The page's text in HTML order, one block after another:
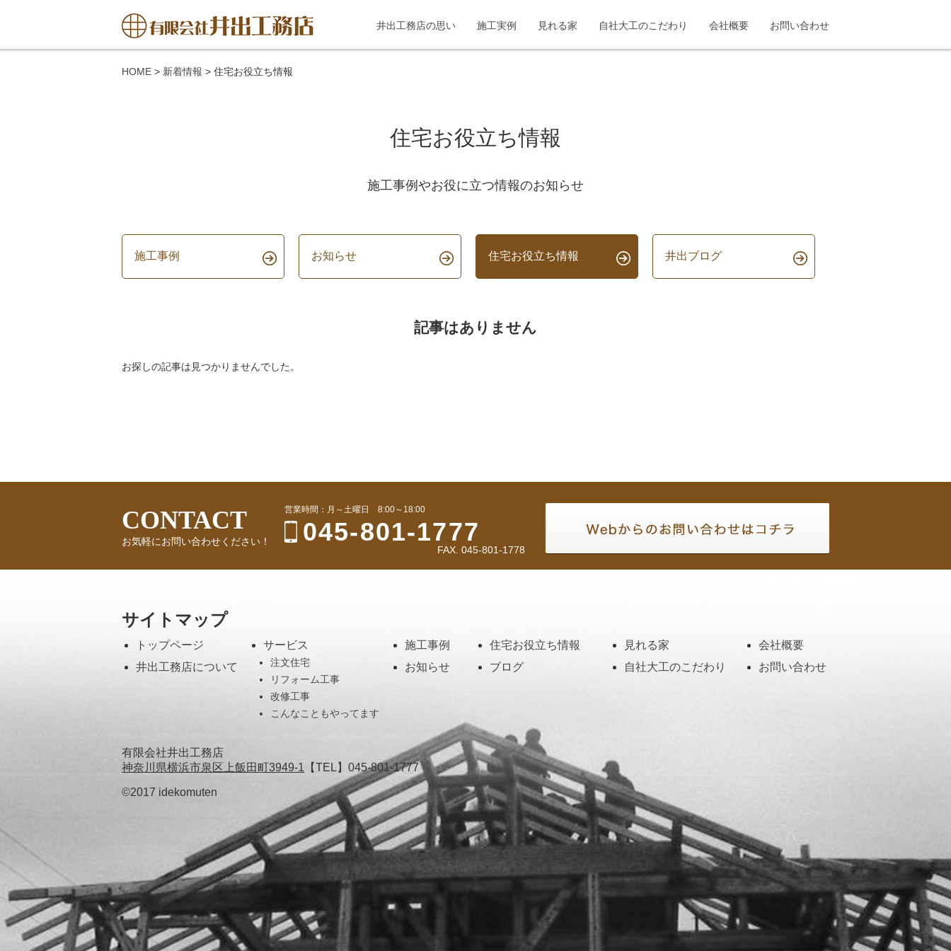
井出工務店の思い 施工実例 見れる家 自社大工のこだわり 会社概要 お問い合わせ
HOME > 新着情報 > 住宅お役立ち情報
住宅お役立ち情報
施工事例やお役に立つ情報のお知らせ
施工事例 お知らせ 住宅お役立ち情報 井出ブログ
記事はありません
お探しの記事は見つかりませんでした。
CONTACT
お気軽にお問い合わせください！
営業時間：月～土曜日 8:00～18:00
045-801-1777
FAX. 045-801-1778
サイトマップ
トップページ
井出工務店について
サービス
注文住宅
リフォーム工事
改修工事
こんなこともやってます
施工事例
お知らせ
住宅お役立ち情報
ブログ
見れる家
自社大工のこだわり
会社概要
お問い合わせ
有限会社井出工務店
神奈川県横浜市泉区上飯田町3949-1 【TEL】 045-801-1777
©2017 idekomuten